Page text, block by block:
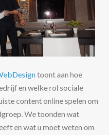
toont aan hoe
en welke rol sociale
content online spelen om
We toonden wat
en wat u moet weten om